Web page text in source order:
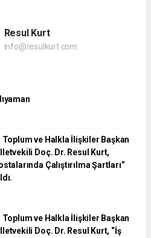
Resul Kurt
info@resulkurt.com
ve Halkla İlişkiler Başkan
Doç. Dr. Resul Kurt,
Çalıştırılma Şartları”
ve Halkla İlişkiler Başkan
Doç. Dr. Resul Kurt, “İş